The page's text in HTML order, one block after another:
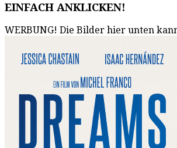
EINFACH ANKLICKEN!
WERBUNG! Die Bilder hier unten